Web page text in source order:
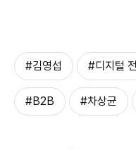
#김영섭 #디지털
#B2B #차상균